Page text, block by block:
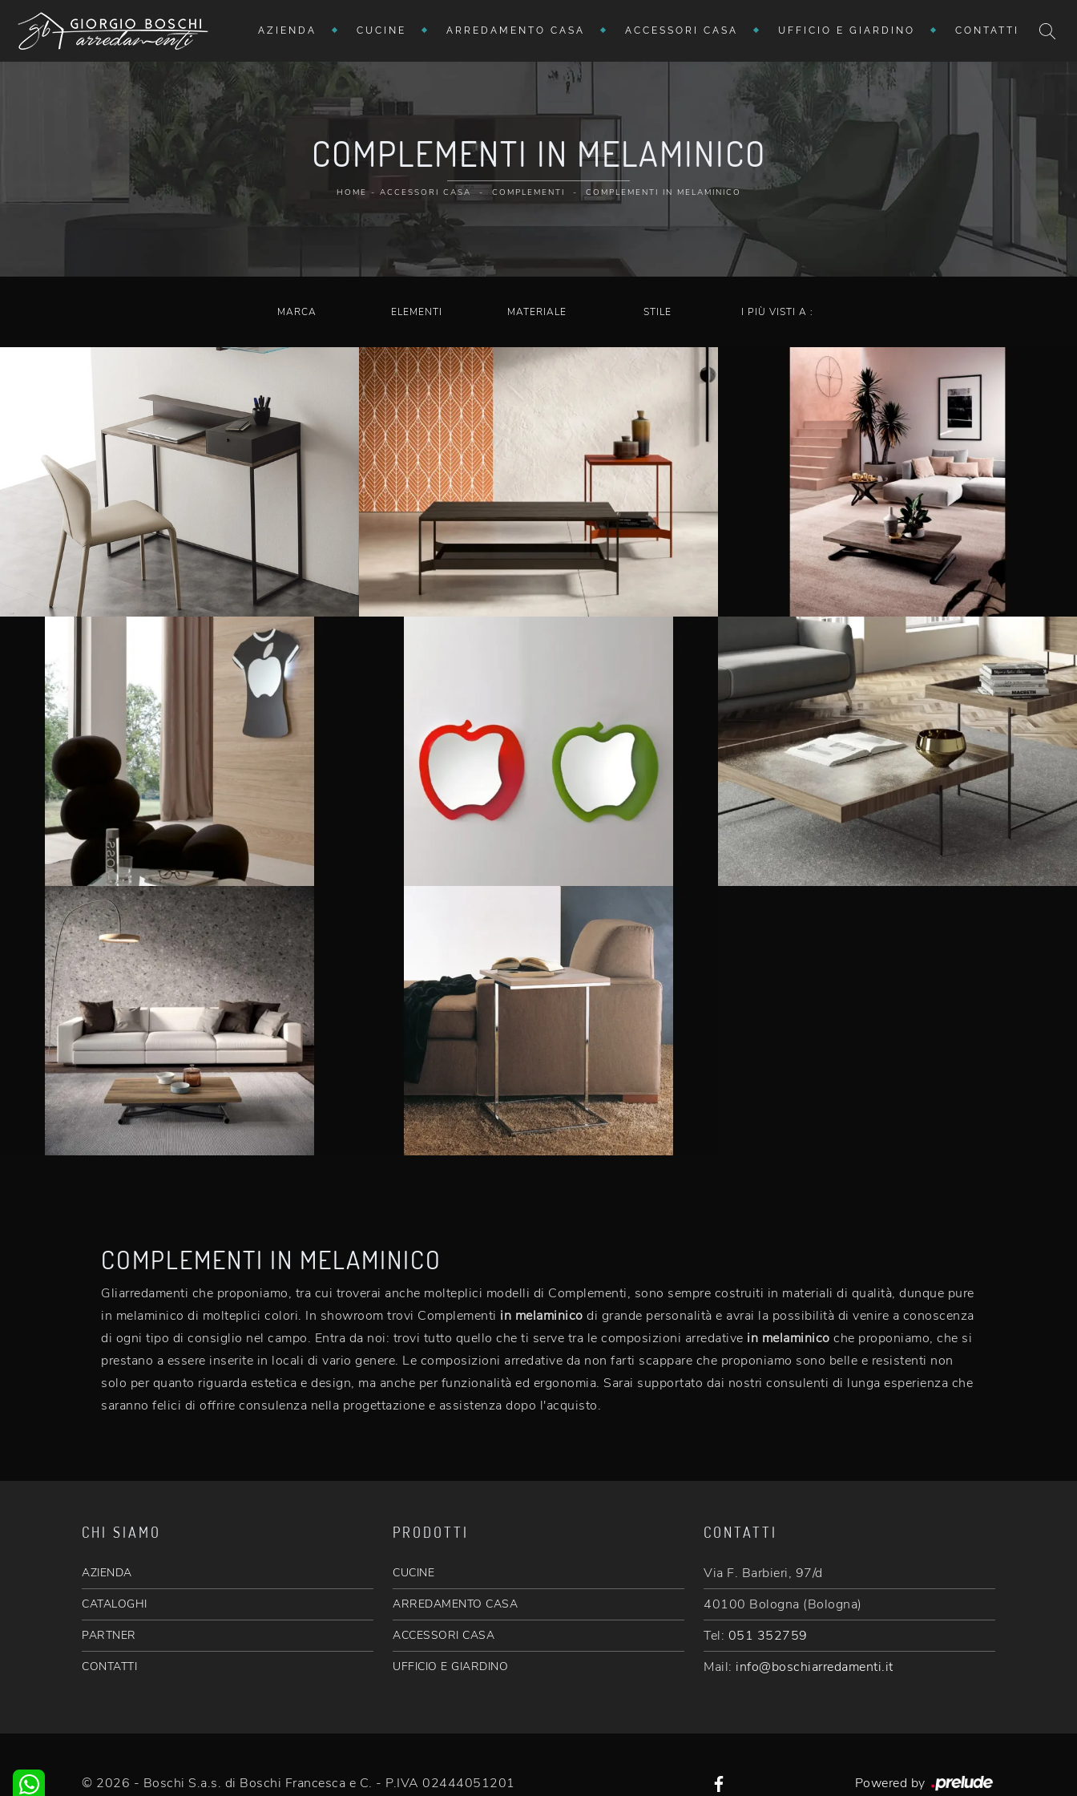
AZIENDA CUCINE ARREDAMENTO CASA ACCESSORI CASA UFFICIO E GIARDINO CONTATTI
COMPLEMENTI IN MELAMINICO
HOME - ACCESSORI CASA - COMPLEMENTI - COMPLEMENTI IN MELAMINICO
MARCA ELEMENTI MATERIALE STILE I PIÙ VISTI A :
COMPLEMENTI IN MELAMINICO
Gliarredamenti che proponiamo, tra cui troverai anche molteplici modelli di Complementi, sono sempre costruiti in materiali di qualità, dunque pure
in melaminico di molteplici colori. In showroom trovi Complementi in melaminico di grande personalità e avrai la possibilità di venire a conoscenza
di ogni tipo di consiglio nel campo. Entra da noi: trovi tutto quello che ti serve tra le composizioni arredative in melaminico che proponiamo, che si
prestano a essere inserite in locali di vario genere. Le composizioni arredative da non farti scappare che proponiamo sono belle e resistenti non
solo per quanto riguarda estetica e design, ma anche per funzionalità ed ergonomia. Sarai supportato dai nostri consulenti di lunga esperienza che
saranno felici di offrire consulenza nella progettazione e assistenza dopo l'acquisto.
CHI SIAMO
AZIENDA
CATALOGHI
PARTNER
CONTATTI
PRODOTTI
CUCINE
ARREDAMENTO CASA
ACCESSORI CASA
UFFICIO E GIARDINO
CONTATTI
Via F. Barbieri, 97/d
40100 Bologna (Bologna)
Tel: 051 352759
Mail: info@boschiarredamenti.it
© 2026 - Boschi S.a.s. di Boschi Francesca e C. - P.IVA 02444051201 Powered by